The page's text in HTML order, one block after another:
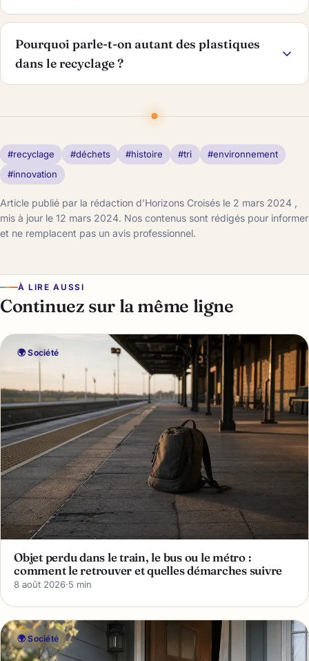
Pourquoi parle-t-on autant des plastiques
dans le recyclage ?
#recyclage #déchets #histoire #tri
#environnement
#innovation
Article publié par la rédaction d’Horizons Croisés le 2 mars 2024 ,
mis à jour le 12 mars 2024. Nos contenus sont rédigés pour informer
et ne remplacent pas un avis professionnel.
À LIRE AUSSI
Continuez sur la même ligne
🌍 Société
Objet perdu dans le train, le bus ou le métro :
comment le retrouver et quelles démarches suivre
8 août 2026·5 min
🌍 Société